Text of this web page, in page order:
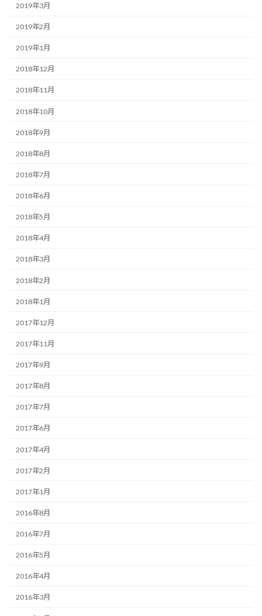
2019年3月
2019年2月
2019年1月
2018年12月
2018年11月
2018年10月
2018年9月
2018年8月
2018年7月
2018年6月
2018年5月
2018年4月
2018年3月
2018年2月
2018年1月
2017年12月
2017年11月
2017年9月
2017年8月
2017年7月
2017年6月
2017年4月
2017年2月
2017年1月
2016年8月
2016年7月
2016年5月
2016年4月
2016年3月